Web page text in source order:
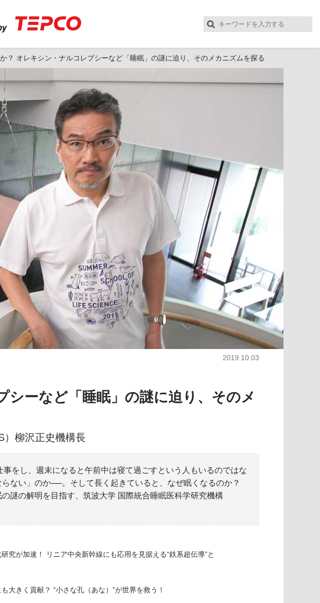
か？ オレキシン・ナルコレプシーなど「睡眠」の謎に迫り、そのメカニズムを探る
2019.10.03
ーなど「睡眠」の謎に迫り、そのメ
）柳沢正史機構長
をし、週末になると午前中は寝て過ごすという人もいるのではな
ない」のか──。そして長く起きていると、なぜ眠くなるのか？
謎の解明を目指す、筑波大学 国際統合睡眠医科学研究機構
究が加速！ リニア中央新幹線にも応用を見据える“鉄系超伝導”と
大きく貢献？ “小さな孔（あな）”が世界を救う！